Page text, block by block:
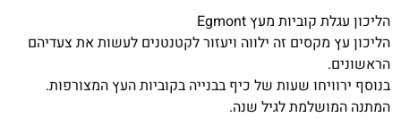
הליכון עגלת קוביות מעץ Egmont
הליכון עץ מקסים זה ילווה ויעזור לקטנטנים לעשות את צעדיהם
הראשונים.
בנוסף ירוויחו שעות של כיף בבנייה בקוביות העץ המצורפות.
המתנה המושלמת לגיל שנה.